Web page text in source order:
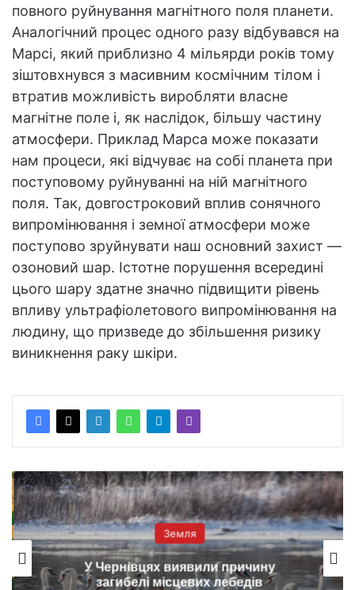
повного руйнування магнітного поля планети.
Аналогічний процес одного разу відбувався на
Марсі, який приблизно 4 мільярди років тому
зіштовхнувся з масивним космічним тілом і
втратив можливість виробляти власне
магнітне поле і, як наслідок, більшу частину
атмосфери. Приклад Марса може показати
нам процеси, які відчуває на собі планета при
поступовому руйнуванні на ній магнітного
поля. Так, довгостроковий вплив сонячного
випромінювання і земної атмосфери може
поступово зруйнувати наш основний захист —
озоновий шар. Істотне порушення всередині
цього шару здатне значно підвищити рівень
впливу ультрафіолетового випромінювання на
людину, що призведе до збільшення ризику
виникнення раку шкіри.
Земля
У Чернівцях виявили причину
загибелі місцевих лебедів